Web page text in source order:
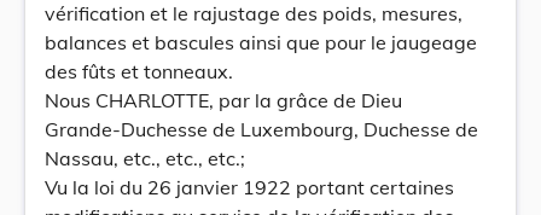
vérification et le rajustage des poids, mesures,
balances et bascules ainsi que pour le jaugeage
des fûts et tonneaux.
Nous CHARLOTTE, par la grâce de Dieu
Grande-Duchesse de Luxembourg, Duchesse de
Nassau, etc., etc., etc.;
Vu la loi du 26 janvier 1922 portant certaines